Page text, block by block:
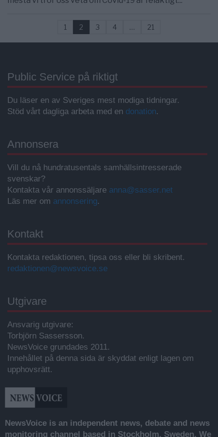
1 2 3 4 … 21
Public Service på riktigt
Du läser en av Sveriges mest modiga tidningar.
Stöd vårt dagliga arbeta med en donation.
Annonsera
Vill du nå hundratusentals samhällsintresserade
svenskar?
Kontakta vår annonssäljare anna@sasser.net
Läs mer om annonsering.
Kontakt
Kontakta redaktionen, tipsa oss eller bli skribent.
redaktionen@newsvoice.se
Utgivare
Ansvarig utgivare:
Torbjörn Sassersson.
NewsVoice grundades 2011.
Innehållet på denna sida är skyddat enligt lagen om
upphovsrätt.
NewsVoice is an independent news, debate and news
monitoring channel based in Stockholm, Sweden. We